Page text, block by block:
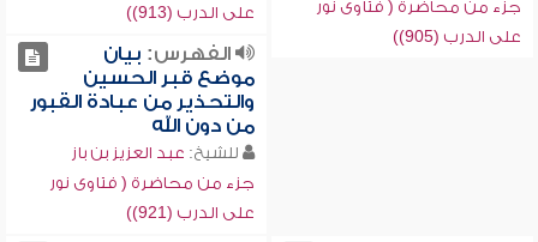
جزء من محاضرة ( فتاوى نور
على الدرب (905))
على الدرب (913))
الفهرس: بيان
موضع قبر الحسين
والتحذير من عبادة القبور
من دون الله
للشيخ: عبد العزيز بن باز
جزء من محاضرة ( فتاوى نور
على الدرب (921))